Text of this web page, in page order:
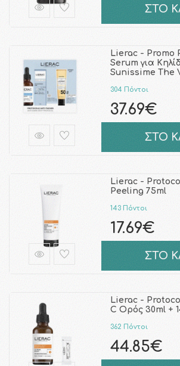
ΣΤΟ
Lierac - Promo
Serum για
Sunissime The
304 Πόντοι
37.69€
ΣΤΟ
Lierac -
Peeling 75ml
143 Πόντοι
17.69€
ΣΤΟ
Lierac -
C Ορός 30ml +
362 Πόντοι
44.85€